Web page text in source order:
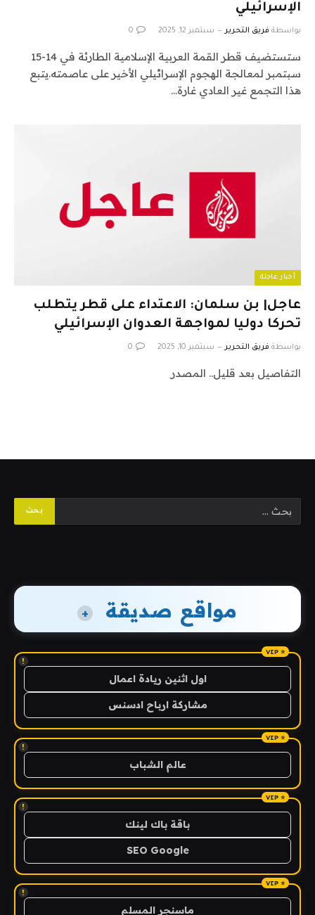
الإسرائيلي
بواسطة فريق التحرير سبتمبر 12, 2025 0
ستستضيف قطر القمة العربية الإسلامية الطارئة في 14-15
سبتمبر لمعالجة الهجوم الإسرائيلي الأخير على عاصمته.يتبع
هذا التجمع غير العادي غارة…
أخبار عاجلة
عاجل| بن سلمان: الاعتداء على قطر يتطلب
تحركا دوليا لمواجهة العدوان الإسرائيلي
بواسطة فريق التحرير سبتمبر 10, 2025 0
التفاصيل بعد قليل.. المصدر
مواقع صديقة +
!
اول اثنين ريادة اعمال
مشاركة ارباح ادسنس
!
عالم الشباب
!
باقة باك لينك
SEO Google
!
ماسنجر المسلم